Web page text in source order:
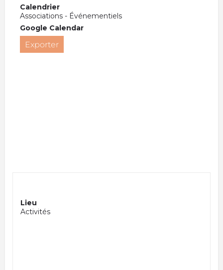
Calendrier
Associations - Événementiels
Google Calendar
Exporter
Lieu
Activités